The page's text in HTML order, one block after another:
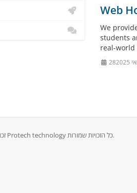
Web
We
students
real-world
זכויות יוצרים © 2026 Protech technology כל הזכויות שמורות.